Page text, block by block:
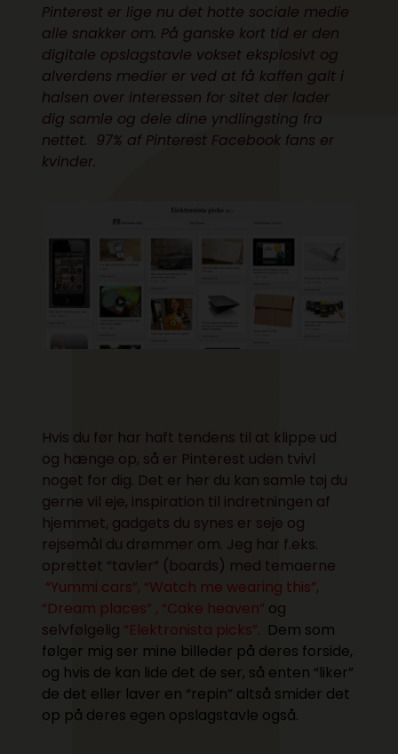
Pinterest er lige nu det hotte sociale medie
alle snakker om. På ganske kort tid er den
digitale opslagstavle vokset eksplosivt og
alverdens medier er ved at få kaffen galt i
halsen over interessen for sitet der lader
dig samle og dele dine yndlingsting fra
nettet. 97% af Pinterest Facebook fans er
kvinder.
Hvis du før har haft tendens til at klippe ud
og hænge op, så er Pinterest uden tvivl
noget for dig. Det er her du kan samle tøj du
gerne vil eje, inspiration til indretningen af
hjemmet, gadgets du synes er seje og
rejsemål du drømmer om. Jeg har f.eks.
oprettet “tavler” (boards) med temaerne
“Yummi cars”, “Watch me wearing this”,
“Dream places” , “Cake heaven” og
selvfølgelig “Elektronista picks”. Dem som
følger mig ser mine billeder på deres forside,
og hvis de kan lide det de ser, så enten “liker”
de det eller laver en “repin” altså smider det
op på deres egen opslagstavle også.